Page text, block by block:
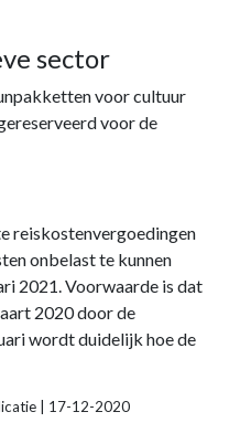
sector
voor cultuur
voor de
reiskostenvergoedingen
onbelast te kunnen
2021. Voorwaarde is dat
2020 door de
wordt duidelijk hoe de
| 17-12-2020